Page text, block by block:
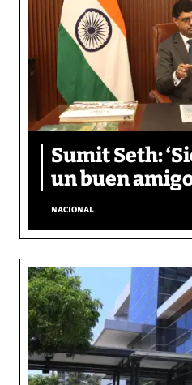
Sumit Seth:
un buen
NACIONAL